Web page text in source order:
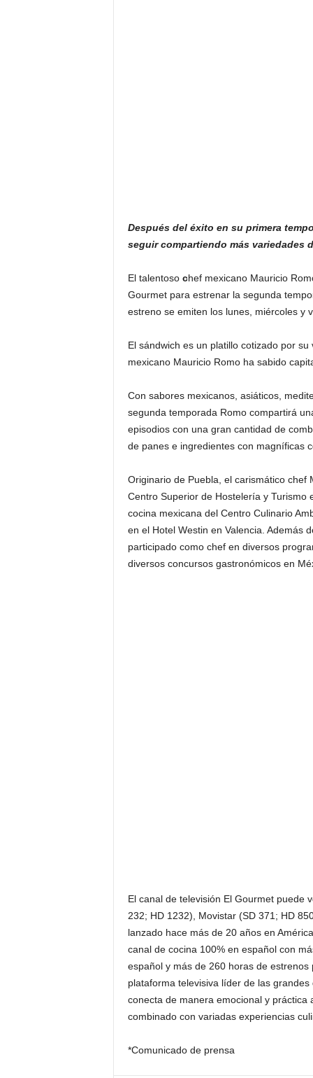
Después del éxito en su primera
seguir compartiendo más variedades
El talentoso chef mexicano Mauricio
Gourmet para estrenar la segunda
estreno se emiten los lunes, miércoles y
El sándwich es un platillo cotizado por
mexicano Mauricio Romo ha sabido
Con sabores mexicanos, asiáticos,
segunda temporada Romo compartirá
episodios con una gran cantidad de
de panes e ingredientes con magníficas
Originario de Puebla, el carismático chef
Centro Superior de Hostelería y Turismo
cocina mexicana del Centro Culinario
en el Hotel Westin en Valencia. Además
participado como chef en diversos
diversos concursos gastronómicos en
El canal de televisión El Gourmet puede
232; HD 1232), Movistar (SD 371; HD
lanzado hace más de 20 años en
canal de cocina 100% en español con
español y más de 260 horas de
plataforma televisiva líder de las
conecta de manera emocional y
combinado con variadas experiencias
*Comunicado de prensa